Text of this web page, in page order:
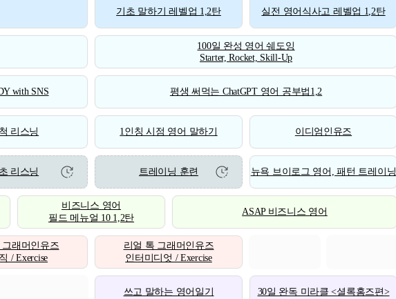
기초 말하기 레벨업 1,2탄 실전 영어식사고 레벨업 1,2탄
100일 완성 영어 쉐도잉
Starter, Rocket, Skill-Up
with SNS 평생 써먹는 ChatGPT 영어 공부법1,2
리스닝 1인칭 시점 영어 말하기 이디엄인유즈
리스닝 트레이닝 훈련 뉴욕 브이로그 영어, 패턴 트레이닝
비즈니스 영어
필드 메뉴얼 10 1,2탄
ASAP 비즈니스 영어
그래머인유즈
/ Exercise
리얼 톡 그래머인유즈
인터미디엇 / Exercise
쓰고 말하는 영어일기 30일 완독 미라클 <셜록홈즈편>